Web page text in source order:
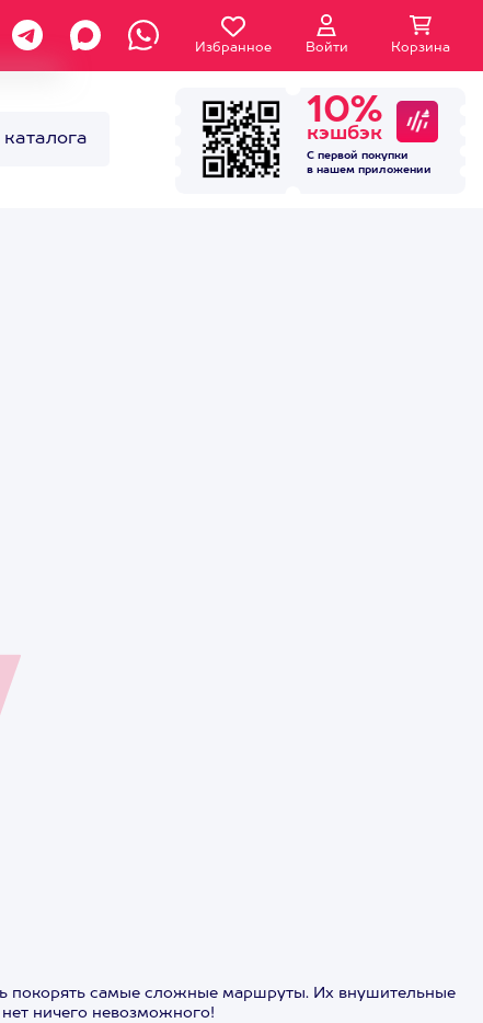
Избранное Войти Корзина
10%
кэшбэк
С первой покупки
в нашем приложении
покорять самые сложные маршруты. Их внушительные
ничего невозможного!